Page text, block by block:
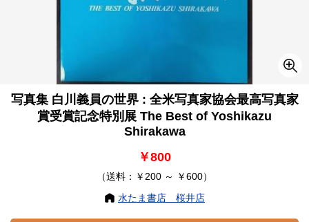
写真集 白川義員の世界 : 全米写真家協会最高写真家
賞受賞記念特別展 The Best of Yoshikazu
Shirakawa
￥800
（送料：￥200 ～ ￥600）
水たま書店 桜井店